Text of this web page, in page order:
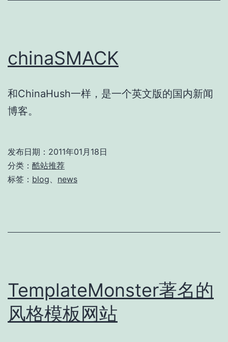
chinaSMACK
和ChinaHush一样，是一个英文版的国内新闻
博客。
发布日期： 2011年01月18日
分类： 酷站推荐
标签： blog news
TemplateMonster著名的
风格模板网站